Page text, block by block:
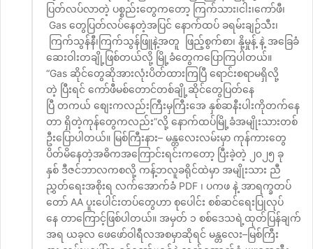
ပြတ်လပ်လာတဲ့ ပစ္စည်းတွေကတော့ ကြက်သား၊ငါး၊ကော်ဖီ၊
Gas တွေပြတ်လပ်နေတဲ့အပြင် နောက်ထပ် ခရမ်းချဉ်သီး၊
ကြက်သွန်နီ၊ကြက်သွန်ဖြူနဲ့အတူ ဖြည့်စွက်စာ၊ နို့မှုန့် နဲ့ အခြေခံ
ဆေးဝါးတချို့ဖြစ်တယ်လို့ မြို့ခံတွေကပြောကြပါတယ်။
“Gas ဆိုင်တွေဆိုအားလုံးပိတ်ထားကြပြီ ရောင်းစရာမရှိလို့
တဲ့ ပြီးရင် ကော်ဖီမစ်တောင်တစ်ချို့ဆိုင်တွေပြတ်နေ
ပြီ တကယ် စျေးကလည်းကြီးမှကြီးအေ နှစ်ဆနီးပါးကိုတက်နေ
တာ ရှိတဲ့ကုန်တွေကလည်း”လို့ နောက်ထပ်မြို့ခံအမျိုးသားတစ်
ဦးပြောပါတယ်။ မြစ်ကြီးနား– မန္တလေးလမ်းမှာ ကုန်ကားတွေ
ပိတ်မိနေတဲ့အဓိကအကြောင်းရင်းကတော့ ပြီးခဲ့တဲ့ ၂၀၂၅ ခု
နှစ် ဒီဇင်ဘာလကစလို့ ကန့်ဘလူခရိုင်ထဲမှာ အမျိုးသား ညီ
ညွှတ်ရေးအစိုးရ လက်အောက်ခံ PDF ၊ ပကဖ နဲ့ အာရက္ခတပ်
တော် AA ပူးပေါင်းတပ်တွေဟာ စုပေါင်း စစ်ဆင်ရေးပြုလုပ်
နေ တာကြောင့်ဖြစ်ပါတယ်။ အမှတ် ၁ စစ်‌ဒေသရဲ့ထုတ်ပြန်ချက်
အရ ယခုလ ဖေဖော်ဝါရီလအစမှာဆိုရင် မန္တလေး–မြစ်ကြီး